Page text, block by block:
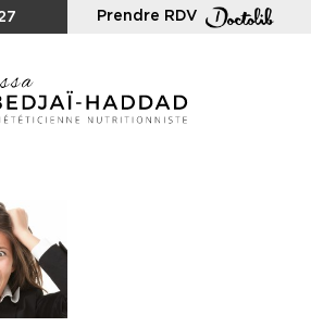
Prendre RDV